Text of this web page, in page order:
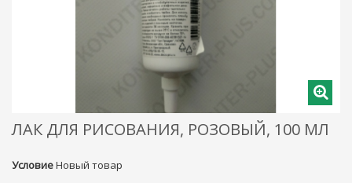
ЛАК ДЛЯ РИСОВАНИЯ, РОЗОВЫЙ, 100 МЛ
УсловиеНовый товар